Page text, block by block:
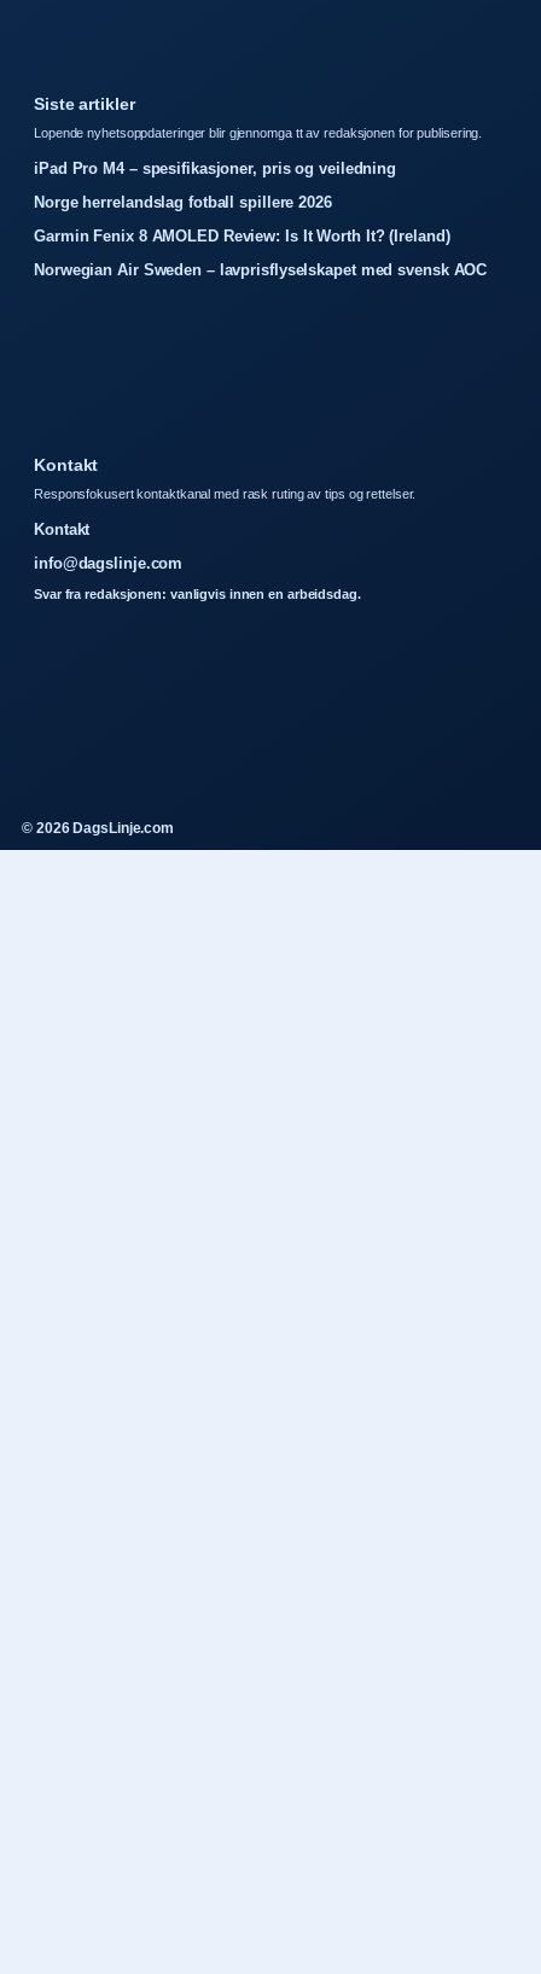
Siste artikler
Lopende nyhetsoppdateringer blir gjennomga tt av redaksjonen for publisering.
iPad Pro M4 – spesifikasjoner, pris og veiledning
Norge herrelandslag fotball spillere 2026
Garmin Fenix 8 AMOLED Review: Is It Worth It? (Ireland)
Norwegian Air Sweden – lavprisflyselskapet med svensk AOC
Kontakt
Responsfokusert kontaktkanal med rask ruting av tips og rettelser.
Kontakt
info@dagslinje.com
Svar fra redaksjonen: vanligvis innen en arbeidsdag.
© 2026 DagsLinje.com